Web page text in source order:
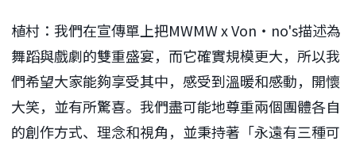
植村：我們在宣傳單上把MWMW x Von・no's描述為
舞蹈與戲劇的雙重盛宴，而它確實規模更大，所以我
們希望大家能夠享受其中，感受到溫暖和感動，開懷
大笑，並有所驚喜。我們盡可能地尊重兩個團體各自
的創作方式、理念和視角，並秉持著「永遠有三種可